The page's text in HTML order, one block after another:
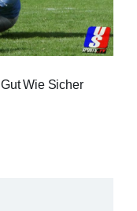
Wie Sicher